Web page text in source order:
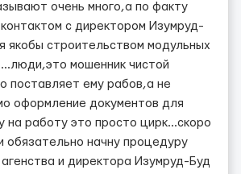
очень много,а по факту
с директором Изумруд-
якобы строительством модульных
мошенник чистой
поставляет ему рабов,а не
оформление документов для
на работу это просто цирк...скоро
обязательно начну процедуру
и директора Изумруд-Буд